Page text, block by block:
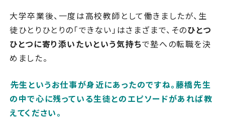
大学卒業後、一度は高校教師として働きましたが、生
徒ひとりひとりの「できない」はさまざまで、そのひとつ
ひとつに寄り添いたいという気持ちで塾への転職を決
めました。
――先生というお仕事が身近にあったのですね。藤橋先生
の中で心に残っている生徒とのエピソードがあれば教
えてください。